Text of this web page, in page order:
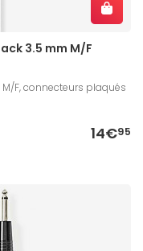
3.5 mm M/F
F, connecteurs plaqués
14€95